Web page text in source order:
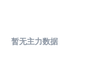
暂无主力数据